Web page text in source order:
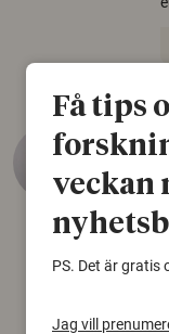
Få tips
veckan
PS. Det är gratis
Jag vill